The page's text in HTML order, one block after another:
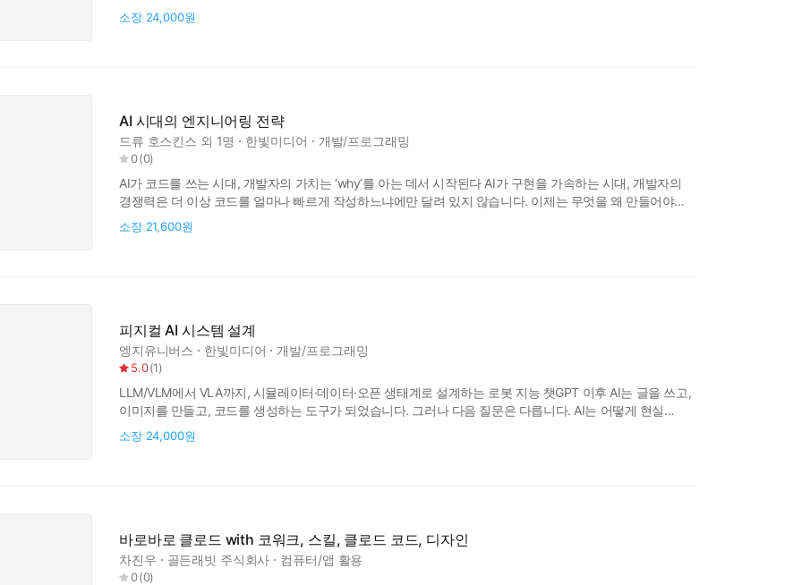
엔지니어링을 체계적으로 정리한 최초의 실전서다. 이 책의 저자이자, 카카오의 AI 리더 황민호(로빈 황)가
공개한 하네스 관련 오픈소스 자료는 깃허브에서 3천 개 이상의 별(star)을 받으며 이미 개발자 커뮤니티의
소장 24,000원
AI 시대의 엔지니어링 전략
드류 호스킨스 외 1명 한빛미디어 개발/프로그래밍
0(0)
AI가 코드를 쓰는 시대, 개발자의 가치는 ‘why’를 아는 데서 시작된다 AI가 구현을 가속하는 시대, 개발자의
경쟁력은 더 이상 코드를 얼마나 빠르게 작성하느냐에만 달려 있지 않습니다. 이제는 무엇을 왜 만들어야
하는지 판단하고, 그 선택을 사용자 임팩트로 연결하는 능력이 중요합니다. 이 책은 요구 사항을 구현하는
데서 멈추지 않고, 사용자와 제품 전체를 바라보는 프로덕트 중심 엔지니어로 성장하는 방법을 보여줍니다.
소장 21,600원
피지컬 AI 시스템 설계
엥지유니버스 한빛미디어 개발/프로그래밍
5.0(1)
LLM/VLM에서 VLA까지, 시뮬레이터·데이터·오픈 생태계로 설계하는 로봇 지능 챗GPT 이후 AI는 글을 쓰고,
이미지를 만들고, 코드를 생성하는 도구가 되었습니다. 그러나 다음 질문은 다릅니다. AI는 어떻게 현실
세계를 보고, 판단하고, 직접 행동할 수 있을까요? 『피지컬 AI 시스템 설계』는 이 질문에 답하고자
준비했습니다. 이 책은 로봇공학 전공서가 아닙니다. LLM과 VLM으로 발전해온 생성형 AI가 어떻게 VLA
소장 24,000원
바로바로 클로드 with 코워크, 스킬, 클로드 코드, 디자인
차진우 골든래빗 주식회사 컴퓨터/앱 활용
0(0)